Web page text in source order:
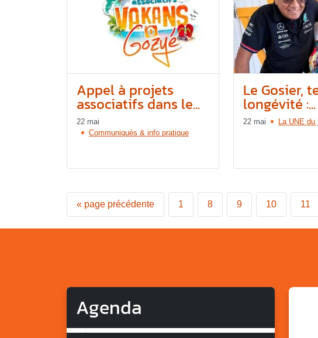
Appel à projets
associatifs dans le...
22 mai
Communiqués & info pratique
Le Gosier,
longévité :...
22 mai La UNE du
« page précédente 1 8 9 10 11
Agenda